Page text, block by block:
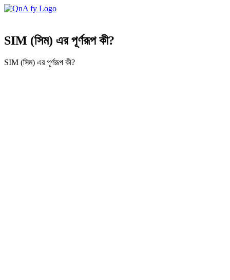
SIM (সিম) এর পূর্ণরূপ কী?
SIM (সিম) এর পূর্ণরূপ কী?